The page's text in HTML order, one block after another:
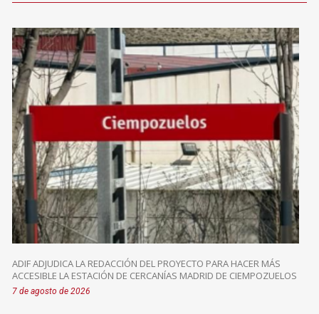
ADIF ADJUDICA LA REDACCIÓN DEL PROYECTO PARA HACER MÁS
ACCESIBLE LA ESTACIÓN DE CERCANÍAS MADRID DE CIEMPOZUELOS
7 de agosto de 2026